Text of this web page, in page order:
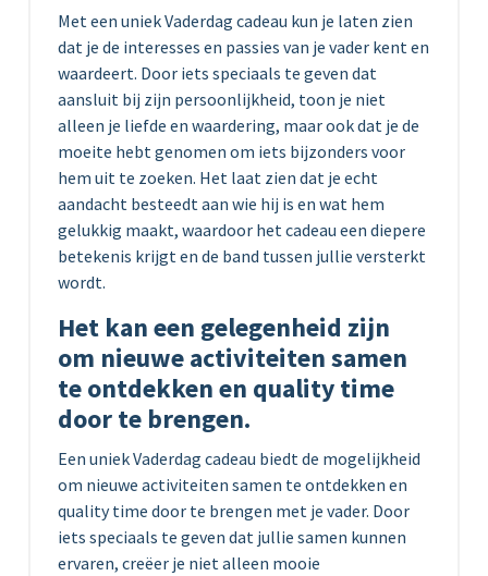
Met een uniek Vaderdag cadeau kun je laten zien
dat je de interesses en passies van je vader kent en
waardeert. Door iets speciaals te geven dat
aansluit bij zijn persoonlijkheid, toon je niet
alleen je liefde en waardering, maar ook dat je de
moeite hebt genomen om iets bijzonders voor
hem uit te zoeken. Het laat zien dat je echt
aandacht besteedt aan wie hij is en wat hem
gelukkig maakt, waardoor het cadeau een diepere
betekenis krijgt en de band tussen jullie versterkt
wordt.
Het kan een gelegenheid zijn
om nieuwe activiteiten samen
te ontdekken en quality time
door te brengen.
Een uniek Vaderdag cadeau biedt de mogelijkheid
om nieuwe activiteiten samen te ontdekken en
quality time door te brengen met je vader. Door
iets speciaals te geven dat jullie samen kunnen
ervaren, creëer je niet alleen mooie